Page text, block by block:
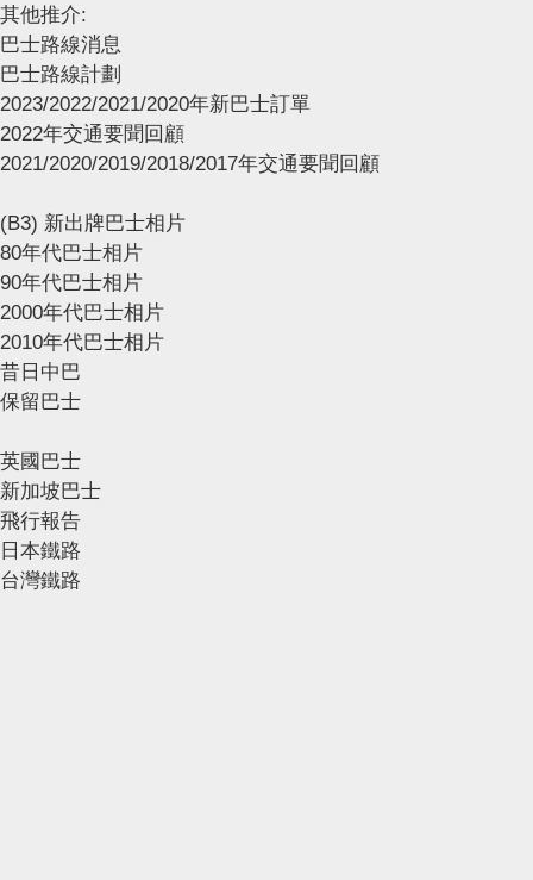
其他推介:
巴士路線消息
巴士路線計劃
2023/2022/2021/2020年新巴士訂單
2022年交通要聞回顧
2021/2020/2019/2018/2017年交通要聞回顧
(B3) 新出牌巴士相片
80年代巴士相片
90年代巴士相片
2000年代巴士相片
2010年代巴士相片
昔日中巴
保留巴士
英國巴士
新加坡巴士
飛行報告
日本鐵路
台灣鐵路